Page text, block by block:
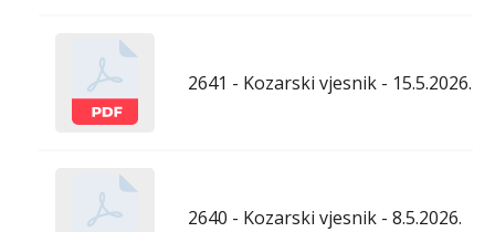
2641 - Kozarski vjesnik - 15.5.2026.
2640 - Kozarski vjesnik - 8.5.2026.